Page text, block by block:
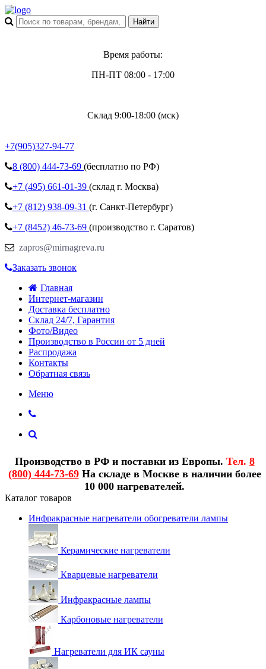
Время работы:
ПН-ПТ 08:00 - 17:00
Склад 9:00-18:00 (мск)
+7(905)327-94-77
8 (800) 444-73-69 (бесплатно по РФ)
+7 (495) 661-01-39 (склад г. Москва)
+7 (812) 938-09-31 (г. Санкт-Петербург)
+7 (8452) 46-73-69 (производство г. Саратов)
zapros@mirnagreva.ru
Заказать звонок
Главная
Интернет-магазин
Доставка бесплатно
Склад 24/7, Гарантия
Фото/Видео
Производство в России от 5 дней
Распродажа
Контакты
Обратная связь
Меню
Производство в РФ и поставки из Европы. Тел. 8
(800) 444-73-69На складе в Москве в наличии более
10 000 нагревателей.
Каталог товаров
Инфракрасные нагреватели обогреватели лампы
Керамические нагреватели
Кварцевые нагреватели
Инфракрасные лампы
Карбоновые нагреватели
Нагреватели для ИК сауны